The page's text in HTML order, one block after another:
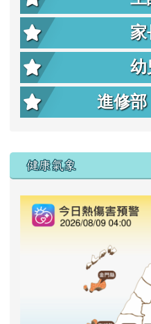
家
幼
進修部
右邊區域內容
健康氣象